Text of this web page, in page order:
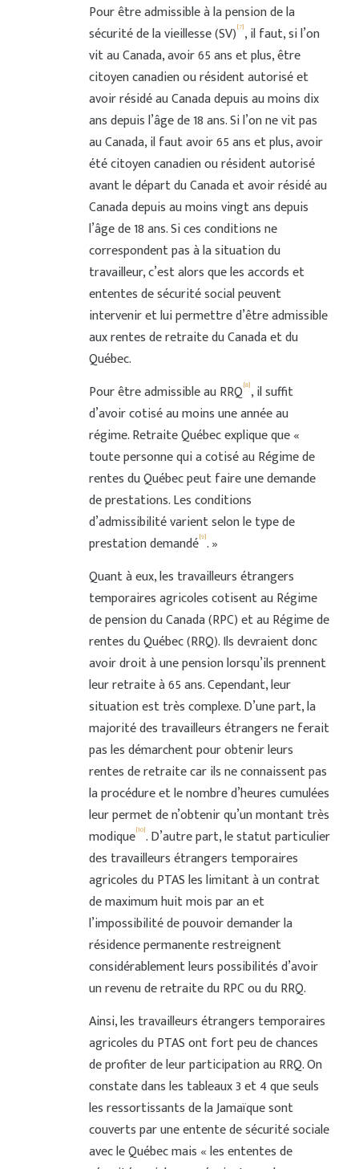
Pour être admissible à la pension de la
sécurité de la vieillesse (SV)[7], il faut, si l’on
vit au Canada, avoir 65 ans et plus, être
citoyen canadien ou résident autorisé et
avoir résidé au Canada depuis au moins dix
ans depuis l’âge de 18 ans. Si l’on ne vit pas
au Canada, il faut avoir 65 ans et plus, avoir
été citoyen canadien ou résident autorisé
avant le départ du Canada et avoir résidé au
Canada depuis au moins vingt ans depuis
l’âge de 18 ans. Si ces conditions ne
correspondent pas à la situation du
travailleur, c’est alors que les accords et
ententes de sécurité social peuvent
intervenir et lui permettre d’être admissible
aux rentes de retraite du Canada et du
Québec.
Pour être admissible au RRQ[8], il suffit
d’avoir cotisé au moins une année au
régime. Retraite Québec explique que «
toute personne qui a cotisé au Régime de
rentes du Québec peut faire une demande
de prestations. Les conditions
d’admissibilité varient selon le type de
prestation demandé[9]. »
Quant à eux, les travailleurs étrangers
temporaires agricoles cotisent au Régime
de pension du Canada (RPC) et au Régime de
rentes du Québec (RRQ). Ils devraient donc
avoir droit à une pension lorsqu’ils prennent
leur retraite à 65 ans. Cependant, leur
situation est très complexe. D’une part, la
majorité des travailleurs étrangers ne ferait
pas les démarchent pour obtenir leurs
rentes de retraite car ils ne connaissent pas
la procédure et le nombre d’heures cumulées
leur permet de n’obtenir qu’un montant très
modique[10]. D’autre part, le statut particulier
des travailleurs étrangers temporaires
agricoles du PTAS les limitant à un contrat
de maximum huit mois par an et
l’impossibilité de pouvoir demander la
résidence permanente restreignent
considérablement leurs possibilités d’avoir
un revenu de retraite du RPC ou du RRQ.
Ainsi, les travailleurs étrangers temporaires
agricoles du PTAS ont fort peu de chances
de profiter de leur participation au RRQ. On
constate dans les tableaux 3 et 4 que seuls
les ressortissants de la Jamaïque sont
couverts par une entente de sécurité sociale
avec le Québec mais « les ententes de